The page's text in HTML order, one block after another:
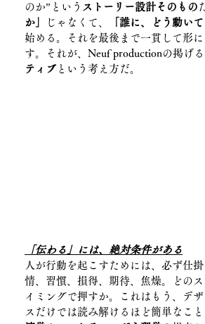
のか”という ストーリー設計そのもの
か」
じゃなくて、 「誰に、どう動い
始める。それを最後まで一貫して形
す。それが、Neuf productionの掲げる
ティブという考え方だ。
「伝わる」には、絶対条件がある
人が行動を起こすためには、必ず仕
情、習慣、損得、期待、焦燥。どの
イミングで押すか。これはもう、デ
スだけでは読み解けるほど簡単なこと